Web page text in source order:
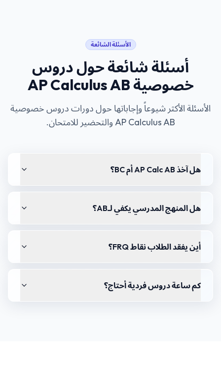
الأسئلة الشائعة
أسئلة شائعة حولدروس
خصوصية AP Calculus AB
الأسئلة الأكثر شيوعاً وإجاباتها حول دورات دروس خصوصية
AP Calculus AB والتحضير للامتحان.
هل آخذ AP Calc AB أم BC؟
هل المنهج المدرسي يكفي لـAB؟
أين يفقد الطلاب نقاط FRQ؟
كم ساعة دروس فردية أحتاج؟